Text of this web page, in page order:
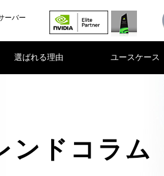
ーバー
選ばれる理由 ユースケース
ンドコラム